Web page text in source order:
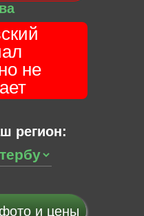
не
регион:
и цены